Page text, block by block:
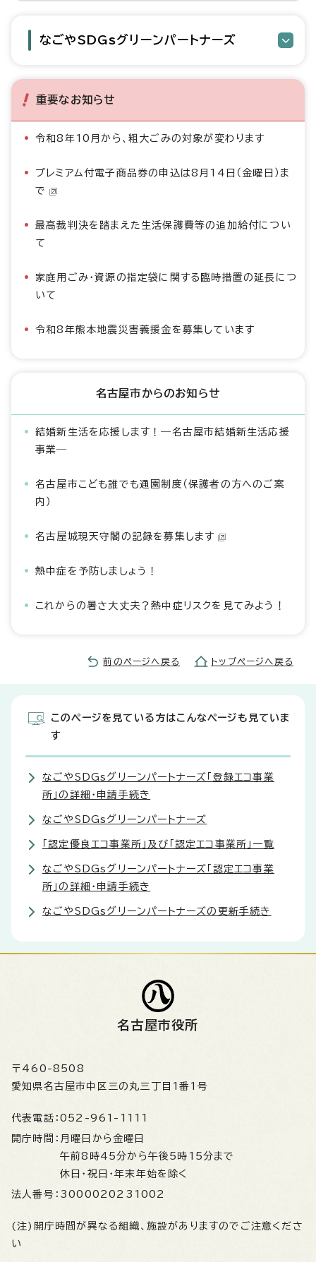
なごやSDGsグリーンパートナーズ
重要なお知らせ
令和8年10月から、粗大ごみの対象が変わります
プレミアム付電子商品券の申込は8月14日（金曜日）ま
で
最高裁判決を踏まえた生活保護費等の追加給付につい
て
家庭用ごみ・資源の指定袋に関する臨時措置の延長につ
いて
令和8年熊本地震災害義援金を募集しています
名古屋市からのお知らせ
結婚新生活を応援します！―名古屋市結婚新生活応援
事業―
名古屋市こども誰でも通園制度（保護者の方へのご案
内）
名古屋城現天守閣の記録を募集します
熱中症を予防しましょう！
これからの暑さ大丈夫？熱中症リスクを見てみよう！
前のページへ戻る トップページへ戻る
このページを見ている方はこんなページも見ていま
す
なごやSDGsグリーンパートナーズ「登録エコ事業
所」の詳細・申請手続き
なごやSDGsグリーンパートナーズ
「認定優良エコ事業所」及び「認定エコ事業所」一覧
なごやSDGsグリーンパートナーズ「認定エコ事業
所」の詳細・申請手続き
なごやSDGsグリーンパートナーズの更新手続き
名古屋市役所
〒460-8508
愛知県名古屋市中区三の丸三丁目1番1号
代表電話： 052-961-1111
開庁時間： 月曜日から金曜日
午前8時45分から午後5時15分まで
休日・祝日・年末年始を除く
法人番号： 3000020231002
(注)開庁時間が異なる組織、施設がありますのでご注意くださ
い